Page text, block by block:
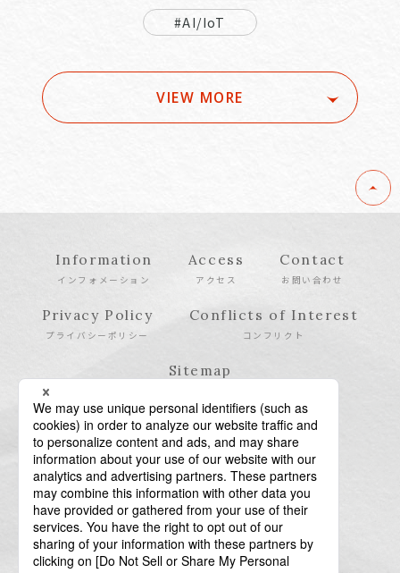
#AI/IoT
VIEW MORE
Information
インフォメーション
Access
アクセス
Contact
お問い合わせ
Privacy Policy
プライバシーポリシー
Conflicts of Interest
コンフリクト
Sitemap